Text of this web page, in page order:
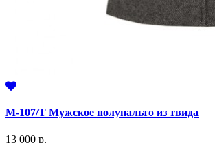
М-107/Т Мужское полупальто из твида
13 000 р.